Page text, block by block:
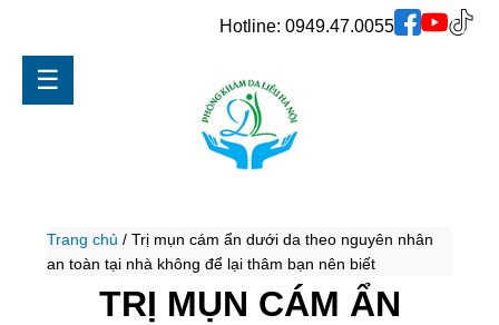
Hotline: 0949.47.0055
☰
Trang chủ /Trị mụn cám ẩn dưới da theo nguyên nhân
an toàn tại nhà không để lại thâm bạn nên biết
TRỊ MỤN CÁM ẨN